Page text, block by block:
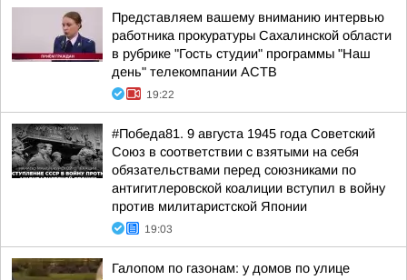
Представляем вашему вниманию интервью
работника прокуратуры Сахалинской области
в рубрике "Гость студии" программы "Наш
день" телекомпании АСТВ
19:22
#Победа81. 9 августа 1945 года Советский
Союз в соответствии с взятыми на себя
обязательствами перед союзниками по
антигитлеровской коалиции вступил в войну
против милитаристской Японии
19:03
Галопом по газонам: у домов по улице